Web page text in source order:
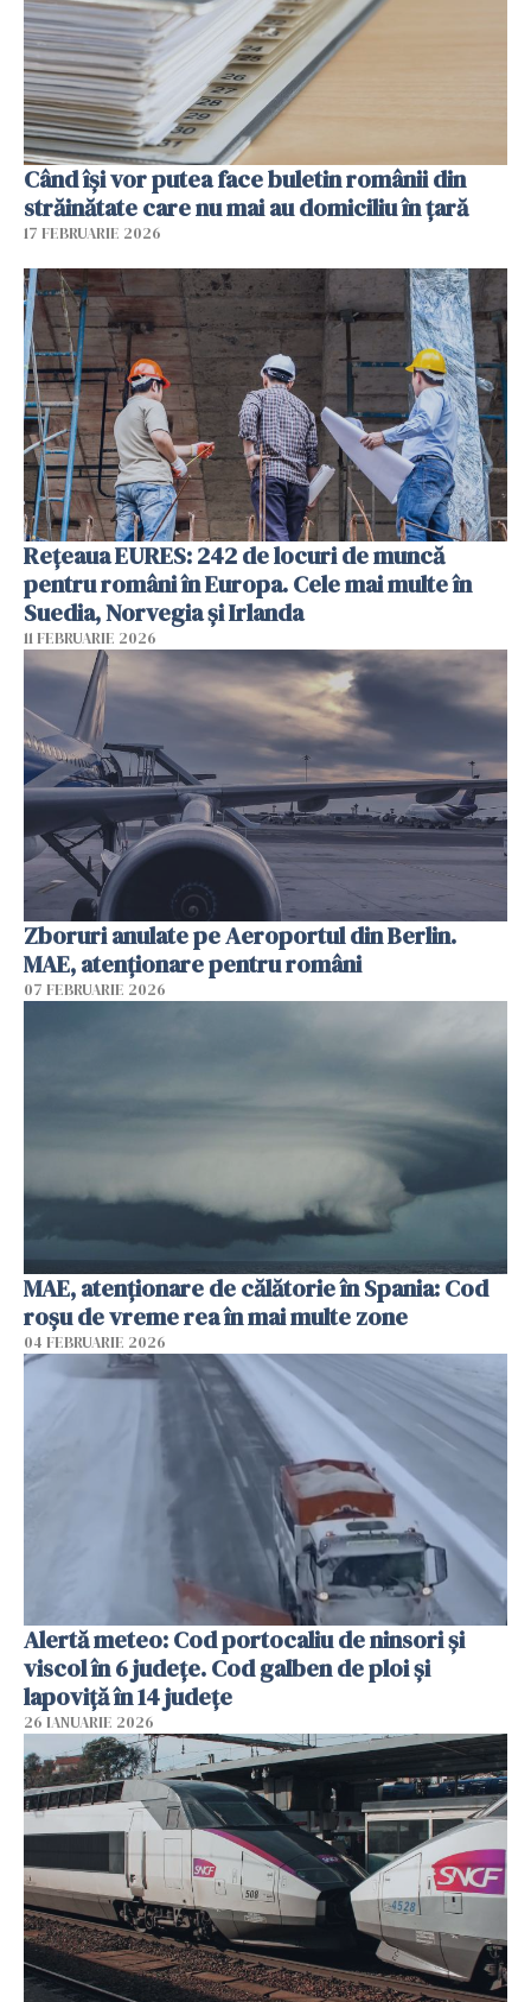
Când își vor putea face buletin românii din
străinătate care nu mai au domiciliu în țară
17 FEBRUARIE 2026
Rețeaua EURES: 242 de locuri de muncă
pentru români în Europa. Cele mai multe în
Suedia, Norvegia și Irlanda
11 FEBRUARIE 2026
Zboruri anulate pe Aeroportul din Berlin.
MAE, atenționare pentru români
07 FEBRUARIE 2026
MAE, atenţionare de călătorie în Spania: Cod
roșu de vreme rea în mai multe zone
04 FEBRUARIE 2026
Alertă meteo: Cod portocaliu de ninsori şi
viscol în 6 judeţe. Cod galben de ploi şi
lapoviţă în 14 judeţe
26 IANUARIE 2026